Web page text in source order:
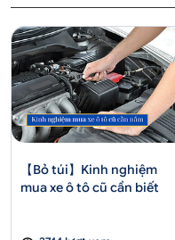
【Bỏ túi】Kinh nghiệm
mua xe ô tô cũ cần biết